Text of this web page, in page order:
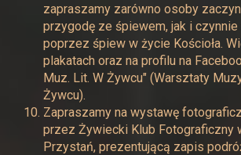
zapraszamy zarówno osoby
przygodę ze śpiewem, jak i czynnie
poprzez śpiew w życie Kościoła.
plakatach oraz na profilu na
Muz. Lit. W Żywcu" (Warsztaty
Żywcu).
Zapraszamy na wystawę
przez Żywiecki Klub Fotograficzny
Przystań, prezentującą zapis